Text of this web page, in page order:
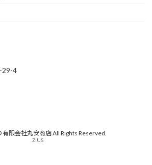
29-4
限会社丸安商店 All Rights Reserved.
ZIUS